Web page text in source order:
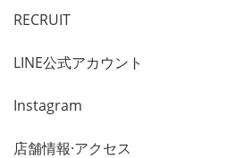
RECRUIT
LINE公式アカウント
Instagram
店舗情報·アクセス